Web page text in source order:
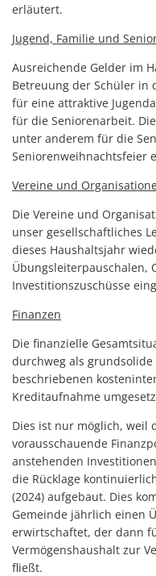
erläutert.
Jugend, Familie und
Ausreichende Gelder im
Betreuung der Schüler in
für eine attraktive
für die Seniorenarbeit.
unter anderem für die
Seniorenweihnachtsfeier
Vereine und
Die Vereine und
unser gesellschaftliches
dieses Haushaltsjahr
Übungsleiterpauschalen,
Investitionszuschüsse
Finanzen
Die finanzielle
durchweg als
beschriebenen
Kreditaufnahme
Dies ist nur möglich, weil
vorausschauende
anstehenden
die Rücklage
(2024) aufgebaut. Dies
Gemeinde jährlich einen
erwirtschaftet, der dann
Vermögenshaushalt zur
fließt.